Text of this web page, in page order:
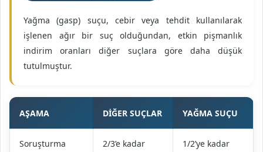
Yağma (gasp) suçu, cebir veya tehdit kullanılarak
işlenen ağır bir suç olduğundan, etkin pişmanlık
indirim oranları diğer suçlara göre daha düşük
tutulmuştur.
AŞAMA DIĞER SUÇLAR YAĞMA SUÇU
Soruşturma
2/3’e kadar
1/2’ye kadar